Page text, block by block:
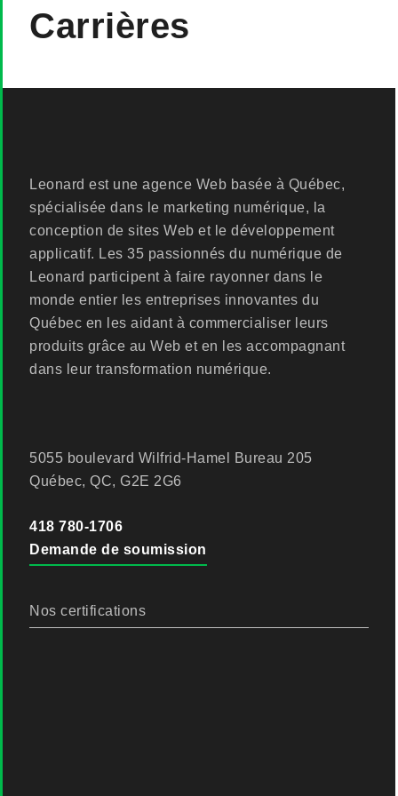
Carrières
Leonard est une agence Web basée à Québec,
spécialisée dans le marketing numérique, la
conception de sites Web et le développement
applicatif. Les 35 passionnés du numérique de
Leonard participent à faire rayonner dans le
monde entier les entreprises innovantes du
Québec en les aidant à commercialiser leurs
produits grâce au Web et en les accompagnant
dans leur transformation numérique.
5055 boulevard Wilfrid-Hamel Bureau 205
Québec, QC, G2E 2G6
418 780-1706
Demande de soumission
Nos certifications